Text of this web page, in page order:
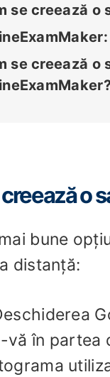
se creează o
se creează
o
bune
distanță:
vă în partea